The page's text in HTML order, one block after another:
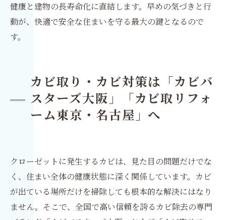
健康と建物の長寿命化に直結します。早めの気づきと行
動が、快適で安全な住まいを守る最大の鍵となるので
す。
カビ取り・カビ対策は「カビバ
スターズ大阪」「カビ取リフォ
ーム東京・名古屋」へ
クローゼットに発生するカビは、見た目の問題だけでな
く、住まい全体の健康状態に深く関係しています。カビ
が出ている場所だけを掃除しても根本的な解決にはなり
ません。そこで、全国で高い信頼を誇るカビ除去の専門